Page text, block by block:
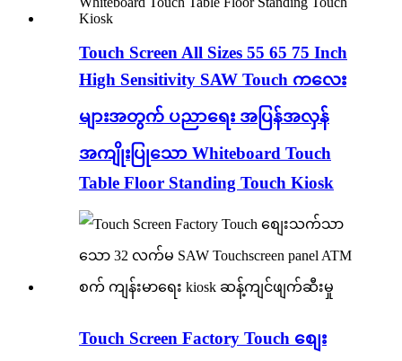
Touch Screen All Sizes 55 65 75 Inch
High Sensitivity SAW Touch ကလေး
များအတွက် ပညာရေး အပြန်အလှန်
အကျိုးပြုသော Whiteboard Touch
Table Floor Standing Touch Kiosk
Touch Screen Factory Touch စျေး